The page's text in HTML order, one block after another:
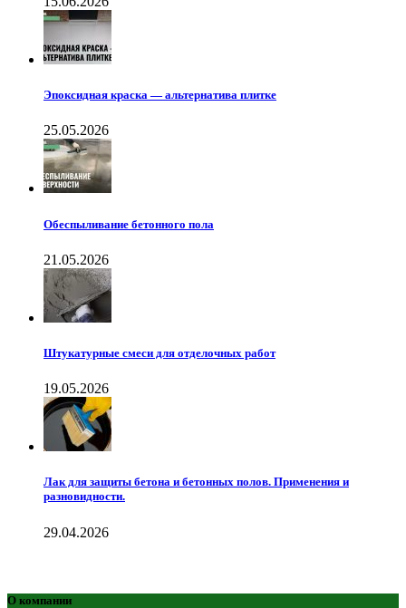
Эпоксидная краска — альтернатива плитке
25.05.2026
Обеспыливание бетонного пола
21.05.2026
Штукатурные смеси для отделочных работ
19.05.2026
Лак для защиты бетона и бетонных полов. Применения и
разновидности.
29.04.2026
О компании